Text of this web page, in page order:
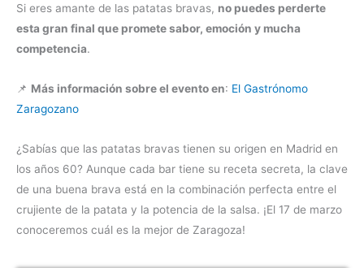
Si eres amante de las patatas bravas, no puedes perderte
esta gran final que promete sabor, emoción y mucha
competencia.
📌 Más información sobre el evento en: El Gastrónomo
Zaragozano
¿Sabías que las patatas bravas tienen su origen en Madrid en
los años 60? Aunque cada bar tiene su receta secreta, la clave
de una buena brava está en la combinación perfecta entre el
crujiente de la patata y la potencia de la salsa. ¡El 17 de marzo
conoceremos cuál es la mejor de Zaragoza!